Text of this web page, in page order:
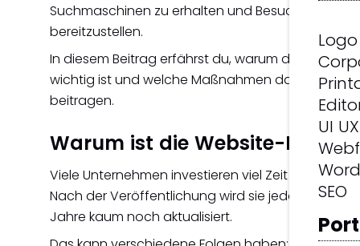
UI
SEO
Suchmaschinen zu erhalten und Besuchern stets
bereitzustellen.
In diesem Beitrag erfährst du, warum die
wichtig ist und welche Maßnahmen dauerhaft zu
beitragen.
Warum ist die Website-Pflege
Viele Unternehmen investieren viel Zeit und Geld
Nach der Veröffentlichung wird sie jedoch häufig
Jahre kaum noch aktualisiert.